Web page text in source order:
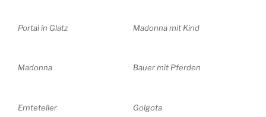
Portal in Glatz Madonna mit Kind
Madonna Bauer mit Pferden
Ernteteller Golgota